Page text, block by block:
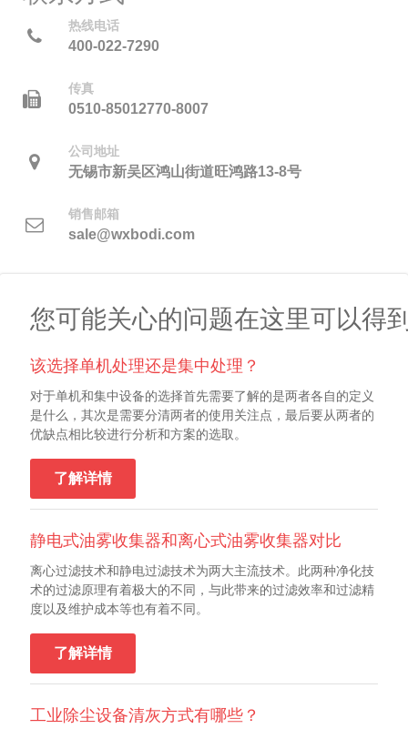
热线电话
400-022-7290
传真
0510-85012770-8007
公司地址
无锡市新吴区鸿山街道旺鸿路13-8号
销售邮箱
sale@wxbodi.com
您可能关心的问题在这里可以得
该选择单机处理还是集中处理？
对于单机和集中设备的选择首先需要了解的是两者各自的定义
是什么，其次是需要分清两者的使用关注点，最后要从两者的
优缺点相比较进行分析和方案的选取。
了解详情
静电式油雾收集器和离心式油雾收集器对比
离心过滤技术和静电过滤技术为两大主流技术。此两种净化技
术的过滤原理有着极大的不同，与此带来的过滤效率和过滤精
度以及维护成本等也有着不同。
了解详情
工业除尘设备清灰方式有哪些？